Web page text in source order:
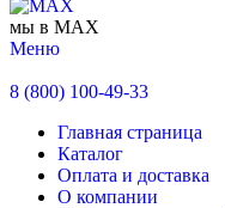
мы в MAX
Меню
8 (800) 100-49-33
Главная страница
Каталог
Оплата и доставка
О компании